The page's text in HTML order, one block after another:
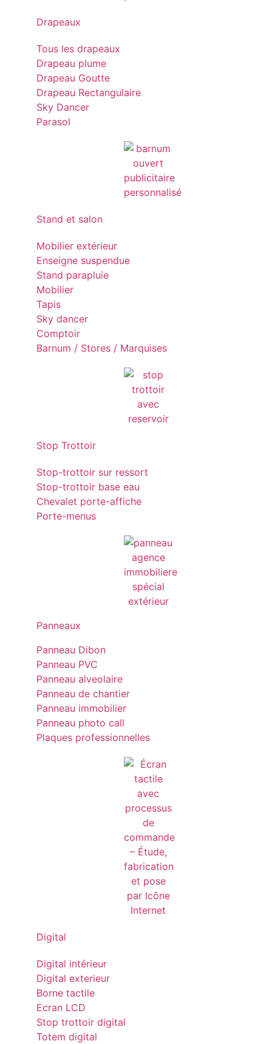
Drapeaux
Tous les drapeaux
Drapeau plume
Drapeau Goutte
Drapeau Rectangulaire
Sky Dancer
Parasol
Stand et salon
Mobilier extérieur
Enseigne suspendue
Stand parapluie
Mobilier
Tapis
Sky dancer
Comptoir
Barnum / Stores / Marquises
Stop Trottoir
Stop-trottoir sur ressort
Stop-trottoir base eau
Chevalet porte-affiche
Porte-menus
Panneaux
Panneau Dibon
Panneau PVC
Panneau alveolaire
Panneau de chantier
Panneau immobilier
Panneau photo call
Plaques professionnelles
Digital
Digital intérieur
Digital exterieur
Borne tactile
Ecran LCD
Stop trottoir digital
Totem digital